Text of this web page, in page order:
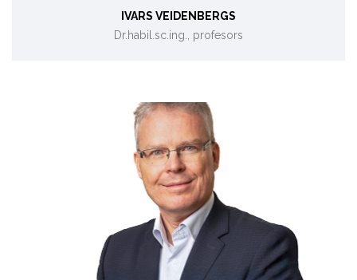
IVARS VEIDENBERGS
Dr.habil.sc.ing., profesors
Energosistēmu analīze, centralizētā siltumapgāde un
koģenerācija, ekodizains.